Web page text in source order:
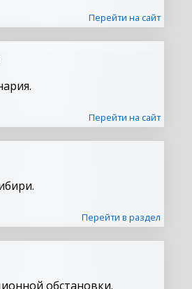
Перейти на сайт
Перейти на сайт
Перейти в раздел
обстановки.